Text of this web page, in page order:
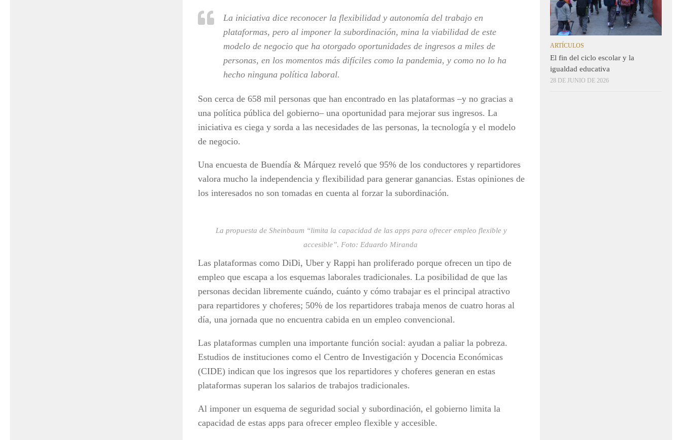
La iniciativa dice reconocer la flexibilidad y autonomía del trabajo en
plataformas, pero al imponer la subordinación, mina la viabilidad de este
modelo de negocio que ha otorgado oportunidades de ingresos a miles de
personas, en los momentos más difíciles como la pandemia, y como no lo ha
hecho ninguna política laboral.
Son cerca de 658 mil personas que han encontrado en las plataformas –y no gracias a
una política pública del gobierno– una oportunidad para mejorar sus ingresos. La
iniciativa es ciega y sorda a las necesidades de las personas, la tecnología y el modelo
de negocio.
Una encuesta de Buendía & Márquez reveló que 95% de los conductores y repartidores
valora mucho la independencia y flexibilidad para generar ganancias. Estas opiniones de
los interesados no son tomadas en cuenta al forzar la subordinación.
La propuesta de Sheinbaum “limita la capacidad de las apps para ofrecer empleo flexible y
accesible”. Foto: Eduardo Miranda
Las plataformas como DiDi, Uber y Rappi han proliferado porque ofrecen un tipo de
empleo que escapa a los esquemas laborales tradicionales. La posibilidad de que las
personas decidan libremente cuándo, cuánto y cómo trabajar es el principal atractivo
para repartidores y choferes; 50% de los repartidores trabaja menos de cuatro horas al
día, una jornada que no encuentra cabida en un empleo convencional.
Las plataformas cumplen una importante función social: ayudan a paliar la pobreza.
Estudios de instituciones como el Centro de Investigación y Docencia Económicas
(CIDE) indican que los ingresos que los repartidores y choferes generan en estas
plataformas superan los salarios de trabajos tradicionales.
Al imponer un esquema de seguridad social y subordinación, el gobierno limita la
capacidad de estas apps para ofrecer empleo flexible y accesible.
ARTÍCULOS
El fin del ciclo escolar y la
igualdad educativa
28 DE JUNIO DE 2026